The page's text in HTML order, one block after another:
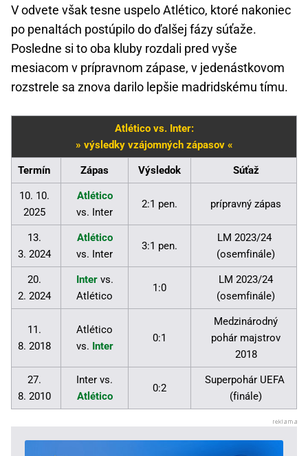
V odvete však tesne uspelo Atlético, ktoré nakoniec
po penaltách postúpilo do ďalšej fázy súťaže.
Posledne si to oba kluby rozdali pred vyše
mesiacom v prípravnom zápase, v jedenástkovom
rozstrele sa znova darilo lepšie madridskému tímu.
Atlético vs. Inter:
» výsledky vzájomných zápasov «
Termín Zápas Výsledok Súťaž
10. 10.
2025
Atlético
vs. Inter
2:1 pen. prípravný zápas
13.
3. 2024
Atlético
vs. Inter
3:1 pen.
LM 2023/24
(osemfinále)
20.
2. 2024
Intervs.
Atlético
1:0
LM 2023/24
(osemfinále)
11.
8. 2018
Atlético
vs. Inter
0:1
Medzinárodný
pohár majstrov
2018
27.
8. 2010
Inter vs.
Atlético
0:2
Superpohár UEFA
(finále)